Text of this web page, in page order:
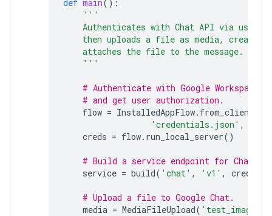
def main():
'''
Authenticates with Chat API via user
then uploads a file as media, creates
    attaches the file to the message.
    '''
# Authenticate with Google Workspace
# and get user authorization.
flow = InstalledAppFlow.
'credentials.json' ,
creds = flow. run_local_server()
# Build a service endpoint for Chat
service = build( 'chat' , 'v1' ,
# Upload a file to Google Chat.
media = MediaFileUpload(